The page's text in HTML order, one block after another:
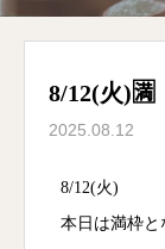
8/12(火
2025.08.12
8/12(火)
本日は満枠と